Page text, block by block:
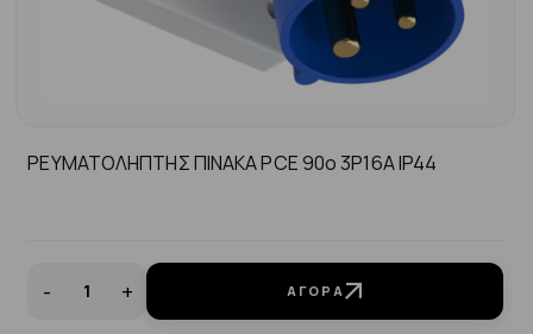
ΡΕΥΜΑΤΟΛΗΠΤΗΣ ΠΙΝΑΚΑ PCE 90ο 3P16A ΙP44
- + ΑΓΟΡΆ